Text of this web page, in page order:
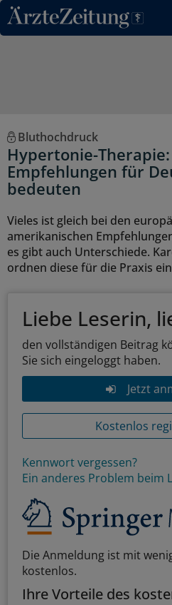
Direkt zum Inhaltsbereich
Bluthochdruck
Hypertonie-Therapie:
Empfehlungen für
bedeuten
Vieles ist gleich bei den
amerikanischen
es gibt auch Unterschiede.
ordnen diese für die Praxis
Liebe Leserin,
den vollständigen Beitrag
Sie sich eingeloggt haben.
Jetzt
Kostenlos
Kennwort vergessen?
Ein anderes Problem beim
Die Anmeldung ist mit
kostenlos.
Ihre Vorteile des